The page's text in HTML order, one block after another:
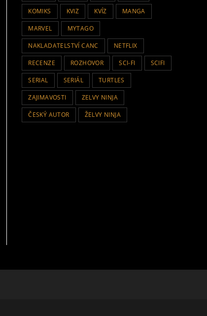
KOMIKS KVIZ KVÍZ MANGA
MARVEL MYTAGO
NAKLADATELSTVÍ CANC NETFLIX
RECENZE ROZHOVOR SCI-FI SCIFI
SERIAL SERIÁL TURTLES
ZAJIMAVOSTI ZELVY NINJA
ČESKÝ AUTOR ŽELVY NINJA